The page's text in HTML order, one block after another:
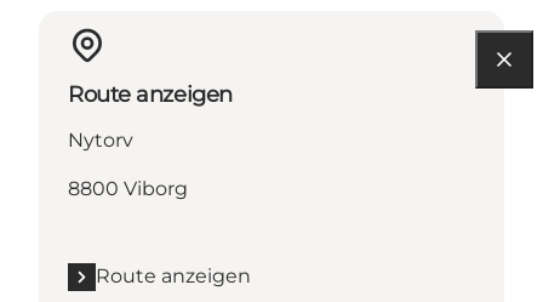
Route anzeigen
Nytorv
8800 Viborg
Route anzeigen